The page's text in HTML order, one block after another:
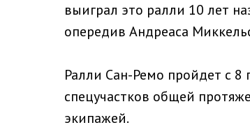
выиграл это ралли 10 лет
опередив Андреаса
Ралли Сан-Ремо пройдет с 8
спецучастков общей
экипажей.